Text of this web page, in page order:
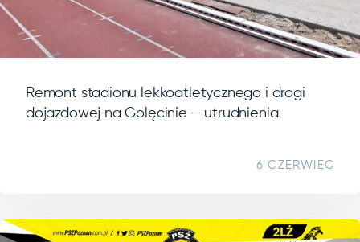
Remont stadionu lekkoatletycznego i drogi
dojazdowej na Golęcinie – utrudnienia
6 CZERWIEC